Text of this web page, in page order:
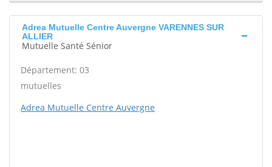
Adrea Mutuelle Centre Auvergne VARENNES SUR
ALLIER
Mutuelle Santé Sénior
Département: 03
mutuelles
Adrea Mutuelle Centre Auvergne